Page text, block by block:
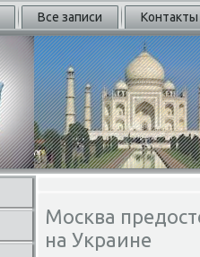
Все записи Контакты
Москва
на Украине